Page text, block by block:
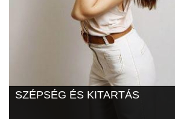
SZÉPSÉG ÉS KITARTÁS